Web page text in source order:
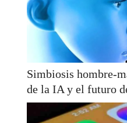
Simbiosis hombre-
de la IA y el futuro